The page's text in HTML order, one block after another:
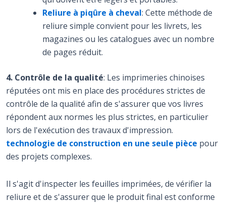
Reliure à piqûre à cheval: Cette méthode de
reliure simple convient pour les livrets, les
magazines ou les catalogues avec un nombre
de pages réduit.
4. Contrôle de la qualité: Les imprimeries chinoises
réputées ont mis en place des procédures strictes de
contrôle de la qualité afin de s'assurer que vos livres
répondent aux normes les plus strictes, en particulier
lors de l'exécution des travaux d'impression.
technologie de construction en une seule pièce pour
des projets complexes.
Il s'agit d'inspecter les feuilles imprimées, de vérifier la
reliure et de s'assurer que le produit final est conforme